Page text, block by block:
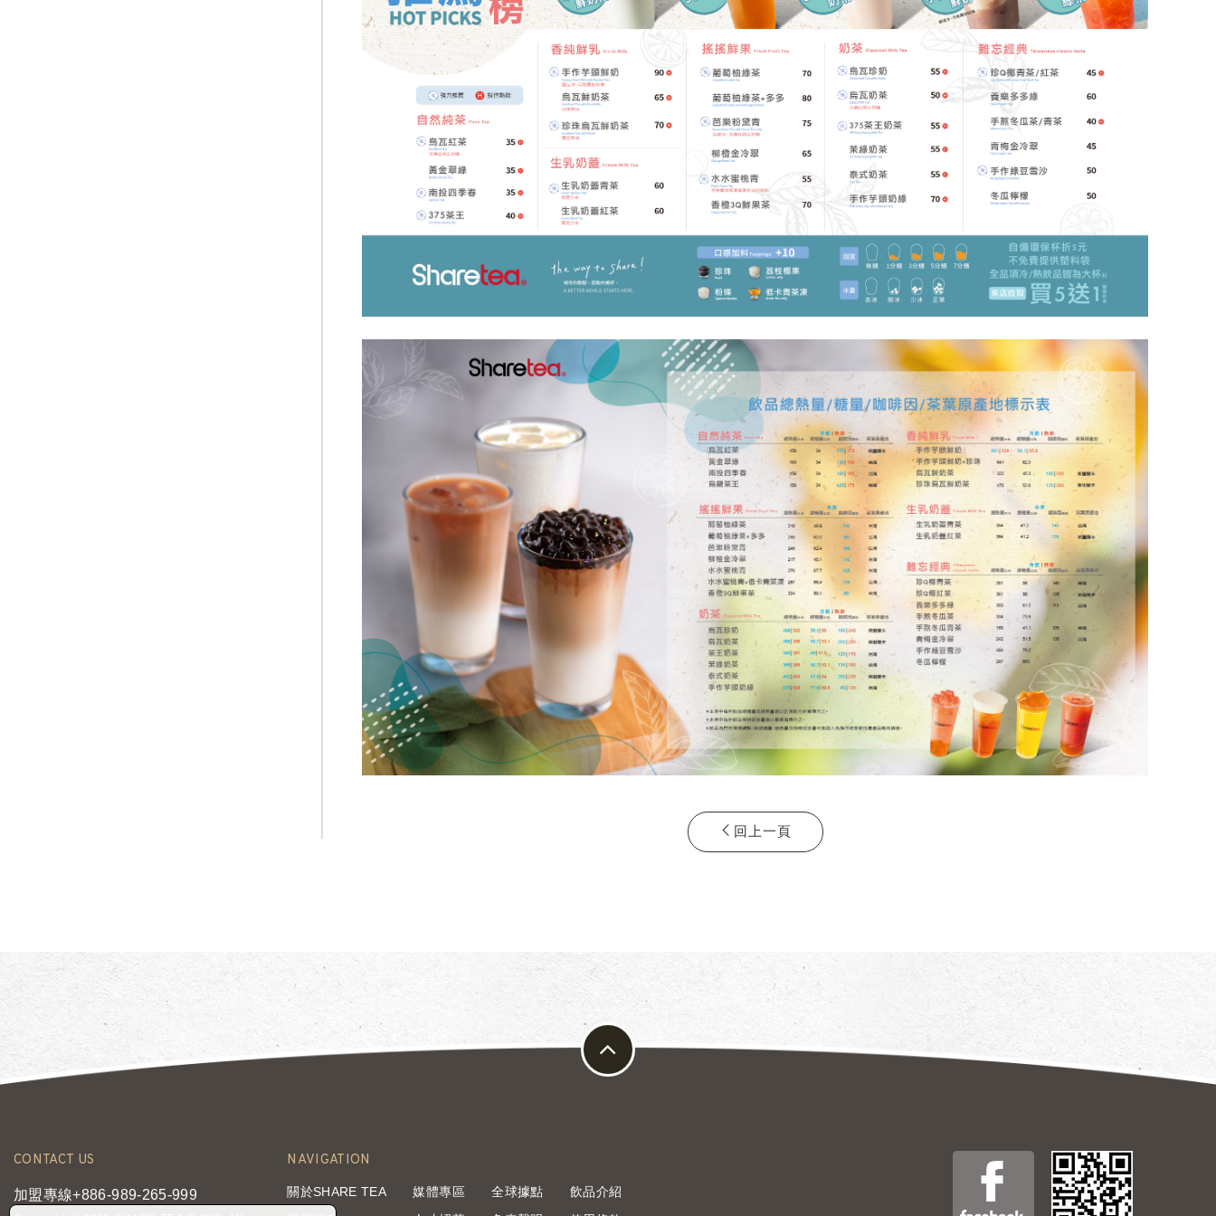
回上一頁
CONTACT US
加盟專線+886-989-265-999
NAVIGATION
關於SHARE TEA
媒體專區
全球據點
飲品介紹